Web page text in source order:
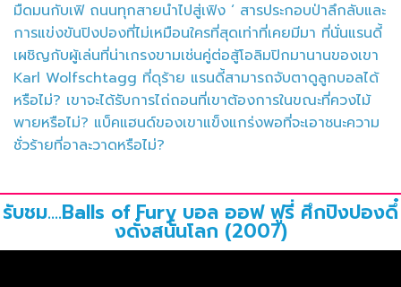
มืดมนกับเฟิ ถนนทุกสายนำไปสู่เฟิง ‘ สารประกอบป่าลึกลับและ
การแข่งขันปิงปองที่ไม่เหมือนใครที่สุดเท่าที่เคยมีมา ที่นั่นแรนดี้
เผชิญกับผู้เล่นที่น่าเกรงขามเช่นคู่ต่อสู้โอลิมปิกมานานของเขา
Karl Wolfschtagg ที่ดุร้าย แรนดี้สามารถจับตาดูลูกบอลได้
หรือไม่? เขาจะได้รับการไถ่ถอนที่เขาต้องการในขณะที่ควงไม้
พายหรือไม่? แบ็คแฮนด์ของเขาแข็งแกร่งพอที่จะเอาชนะความ
ชั่วร้ายที่อาละวาดหรือไม่?
รับชม....Balls of Fury บอล ออฟ ฟูรี่ ศึกปิงปองดึ๋
งดั๋งสนั่นโลก (2007)